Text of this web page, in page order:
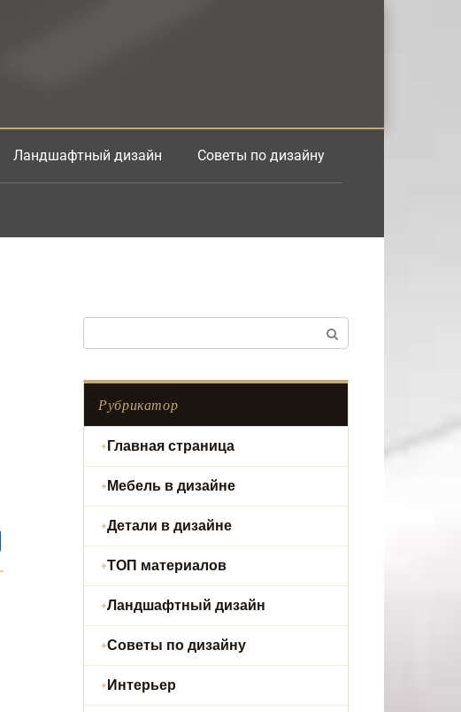
Ландшафтный дизайн Советы по дизайну
Рубрикатор
Главная страница
Мебель в дизайне
Детали в дизайне
ТОП материалов
Ландшафтный дизайн
Советы по дизайну
Интерьер